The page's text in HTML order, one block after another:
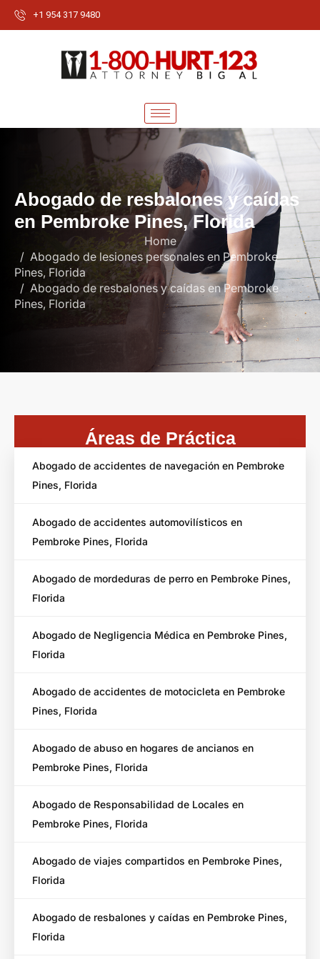
+1 954 317 9480
Abogado de resbalones y caídas
en Pembroke Pines, Florida
Home
Abogado de lesiones personales en Pembroke
Pines, Florida
Abogado de resbalones y caídas en Pembroke
Pines, Florida
Áreas de Práctica
Abogado de accidentes de navegación en Pembroke
Pines, Florida
Abogado de accidentes automovilísticos en
Pembroke Pines, Florida
Abogado de mordeduras de perro en Pembroke Pines,
Florida
Abogado de Negligencia Médica en Pembroke Pines,
Florida
Abogado de accidentes de motocicleta en Pembroke
Pines, Florida
Abogado de abuso en hogares de ancianos en
Pembroke Pines, Florida
Abogado de Responsabilidad de Locales en
Pembroke Pines, Florida
Abogado de viajes compartidos en Pembroke Pines,
Florida
Abogado de resbalones y caídas en Pembroke Pines,
Florida